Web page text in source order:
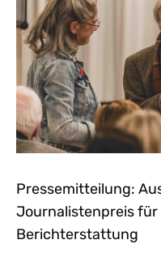
Pressemitteilung:
Journalistenpreis
Berichterstattung